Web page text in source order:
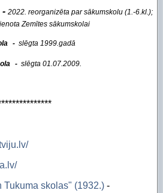
- 2022. reorganizēta par sākumskolu (1.-6.kl.);
Zemītes sākumskolai
- slēgta 1999.gadā
- slēgta 01.07.2009.
Tukuma skolas" (1932.) -